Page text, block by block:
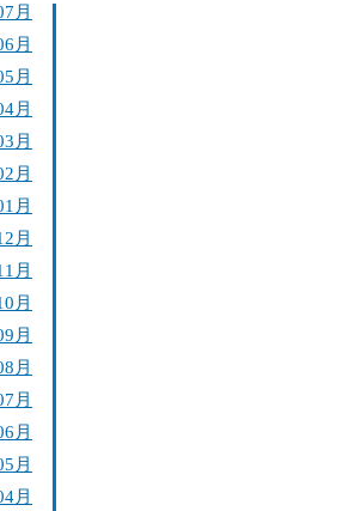
月
月
月
月
月
月
月
月
月
月
月
月
月
月
月
月